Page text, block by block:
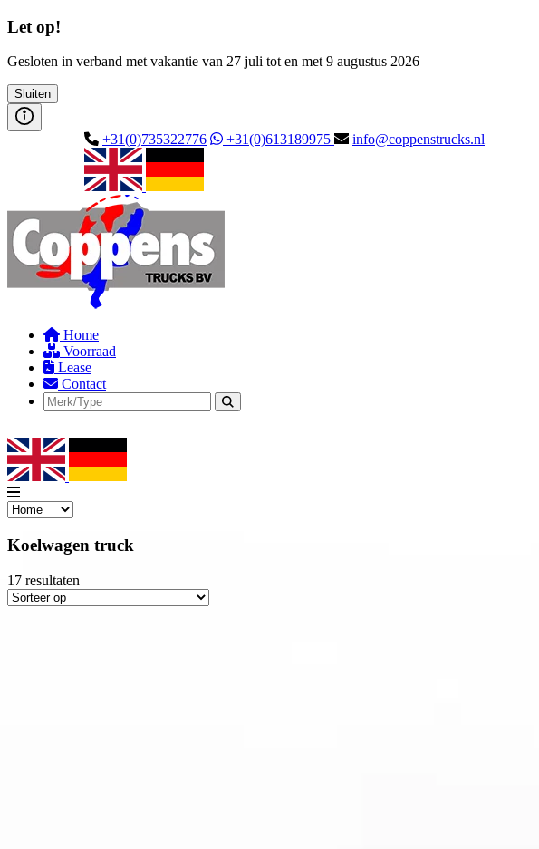
Let op!
Gesloten in verband met vakantie van 27 juli tot en met 9 augustus 2026
Sluiten
+31(0)735322776 +31(0)613189975 info@coppenstrucks.nl
Home
Voorraad
Lease
Contact
Koelwagen truck
17 resultaten